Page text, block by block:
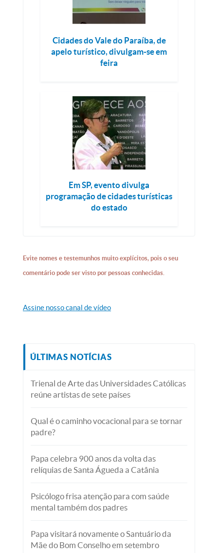
Cidades do Vale do Paraíba, de
apelo turístico, divulgam-se em
feira
Em SP, evento divulga
programação de cidades turísticas
do estado
Evite nomes e testemunhos muito explícitos, pois o seu
comentário pode ser visto por pessoas conhecidas.
Assine nosso canal de vídeo
ÚLTIMAS NOTÍCIAS
Trienal de Arte das Universidades Católicas
reúne artistas de sete países
Qual é o caminho vocacional para se tornar
padre?
Papa celebra 900 anos da volta das
relíquias de Santa Águeda a Catânia
Psicólogo frisa atenção para com saúde
mental também dos padres
Papa visitará novamente o Santuário da
Mãe do Bom Conselho em setembro